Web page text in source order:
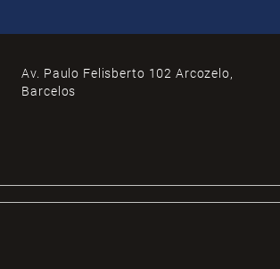
Av. Paulo Felisberto 102 Arcozelo,
Barcelos